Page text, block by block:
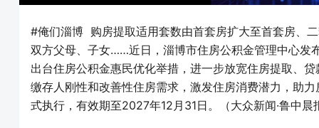
#俺们淄博 购房提取适用套数由首套房扩大至首套房、
双方父母、子女……近日，淄博市住房公积金管理中心发
出台住房公积金惠民优化举措，进一步放宽住房提取、
缴存人刚性和改善性住房需求，激发住房消费潜力，助
式执行，有效期至2027年12月31日。（大众新闻·鲁中